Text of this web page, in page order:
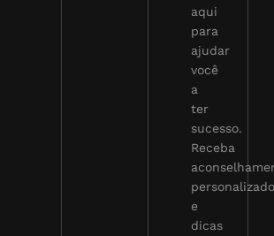
aqui
para
ajudar
você
a
ter
sucesso.
Receba
personalizado
e
dicas